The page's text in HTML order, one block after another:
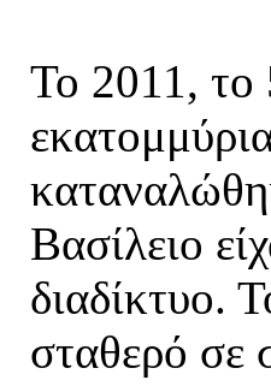
Το 2011, το
Βασίλειο
διαδίκτυο.
σταθερό σε